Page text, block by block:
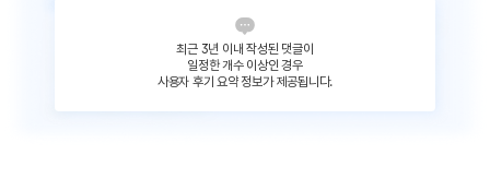
최근 3년 이내 작성된 댓글이
일정한 개수 이상인 경우
사용자 후기 요약 정보가 제공됩니다.